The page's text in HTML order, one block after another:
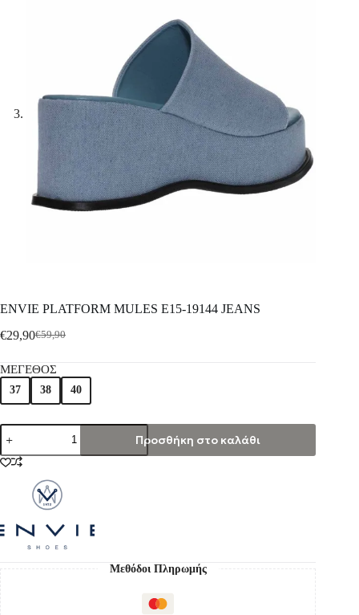
ENVIE PLATFORM MULES E15-19144 JEANS
€59,90
€29,90
ΜΕΓΕΘΟΣ
37 38 40
Προσθήκη στο καλάθι
Μεθόδοι Πληρωμής